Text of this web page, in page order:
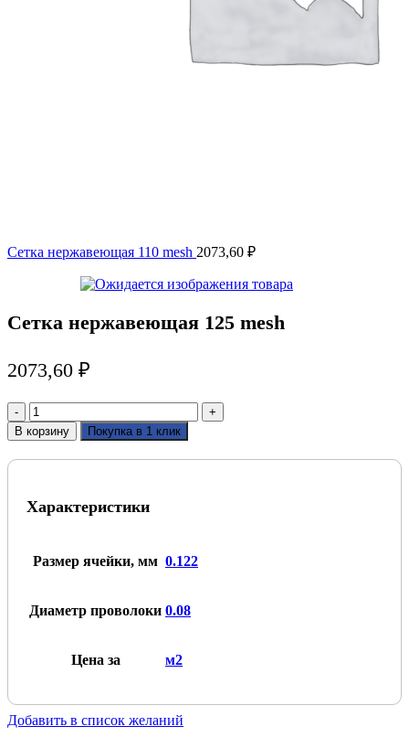
Сетка нержавеющая 110 mesh 2073,60 ₽
Сетка нержавеющая 125 mesh
2073,60 ₽
Количество
товара
Сетка
нержавеющая
В корзину Покупка в 1 клик
Характеристики
Размер ячейки, мм 0.122
Диаметр проволоки 0.08
Цена за м2
Добавить в список желаний